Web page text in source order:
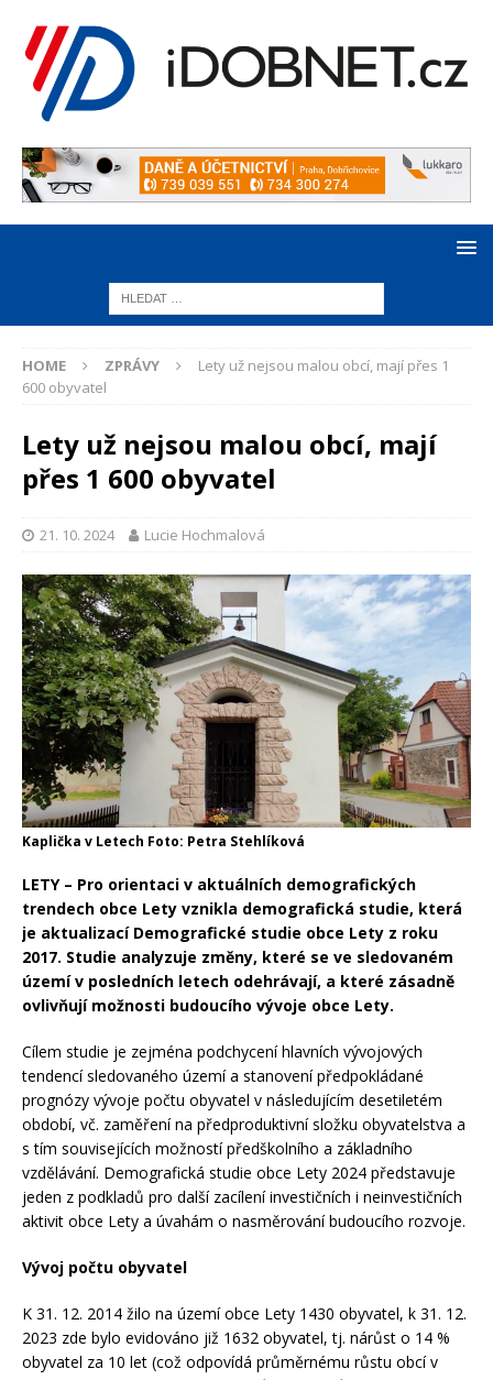
HOME ZPRÁVY
Lety už nejsou malou obcí, mají přes 1
600 obyvatel
Lety už nejsou malou obcí, mají
přes 1 600 obyvatel
21. 10. 2024 Lucie Hochmalová
Kaplička v Letech Foto: Petra Stehlíková
LETY – Pro orientaci v aktuálních demografických
trendech obce Lety vznikla demografická studie, která
je aktualizací Demografické studie obce Lety z roku
2017. Studie analyzuje změny, které se ve sledovaném
území v posledních letech odehrávají, a které zásadně
ovlivňují možnosti budoucího vývoje obce Lety.
Cílem studie je zejména podchycení hlavních vývojových
tendencí sledovaného území a stanovení předpokládané
prognózy vývoje počtu obyvatel v následujícím desetiletém
období, vč. zaměření na předproduktivní složku obyvatelstva a
s tím souvisejících možností předškolního a základního
vzdělávání. Demografická studie obce Lety 2024 představuje
jeden z podkladů pro další zacílení investičních i neinvestičních
aktivit obce Lety a úvahám o nasměrování budoucího rozvoje.
Vývoj počtu obyvatel
K 31. 12. 2014 žilo na území obce Lety 1430 obyvatel, k 31. 12.
2023 zde bylo evidováno již 1632 obyvatel, tj. nárůst o 14 %
obyvatel za 10 let (což odpovídá průměrnému růstu obcí v